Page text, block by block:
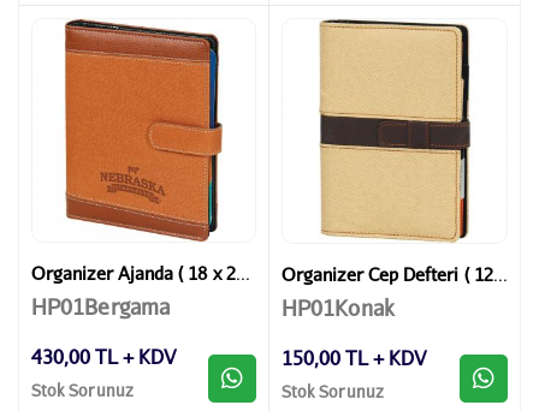
Organizer Ajanda ( 18 x 23 cm )
HP01Bergama
430,00 TL + KDV
Stok Sorunuz
Organizer Cep Defteri ( 12,5 x 18 cm )
HP01Konak
150,00 TL + KDV
Stok Sorunuz